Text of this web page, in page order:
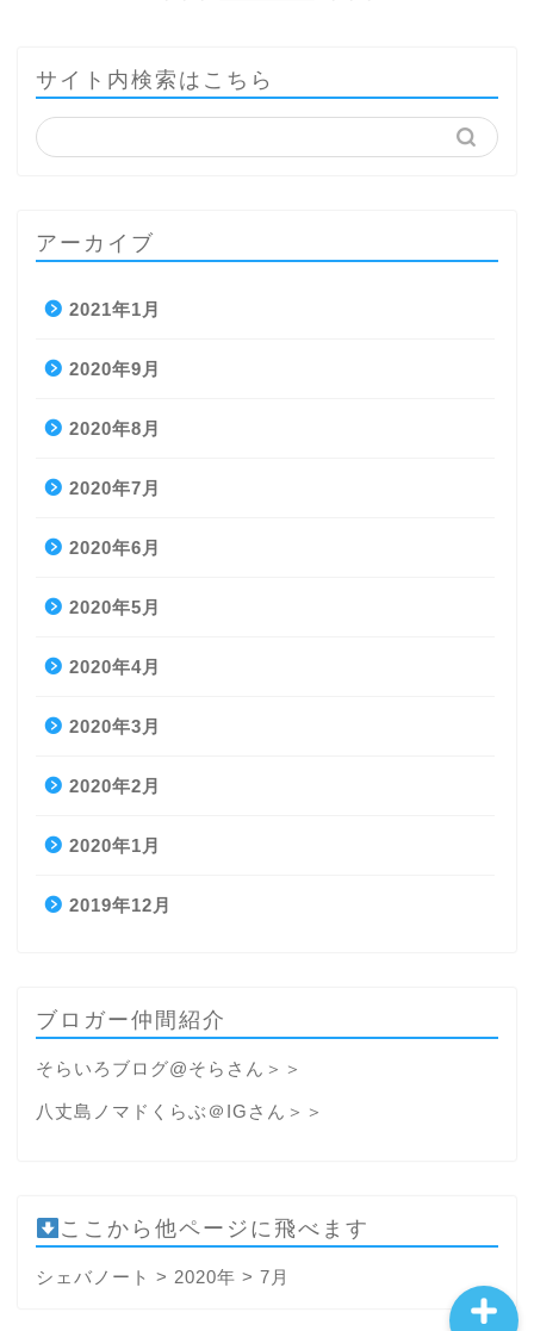
サイト内検索はこちら
アーカイブ
2021年1月
2020年9月
2020年8月
2020年7月
2020年6月
2020年5月
2020年4月
2020年3月
2020年2月
2020年1月
2019年12月
ブロガー仲間紹介
そらいろブログ@そらさん＞＞
八丈島ノマドくらぶ＠IGさん＞＞
ここから他ページに飛べます
シェバノート > 2020年 > 7月
プロフィール
ライフハック